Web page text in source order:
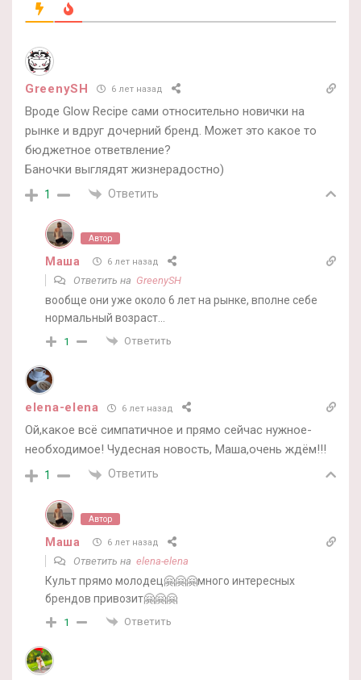
GreenySH 6 лет назад
Вроде Glow Recipe сами относительно новички на
рынке и вдруг дочерний бренд. Может это какое то
бюджетное ответвление?
Баночки выглядят жизнерадостно)
1 Ответить
Автор
Маша 6 лет назад
Ответить на GreenySH
вообще они уже около 6 лет на рынке, вполне себе
нормальный возраст…
1 Ответить
elena-elena 6 лет назад
Ой,какое всё симпатичное и прямо сейчас нужное-
необходимое! Чудесная новость, Маша,очень ждём!!!
1 Ответить
Автор
Маша 6 лет назад
Ответить на elena-elena
Культ прямо молодец🤗🤗🤗много интересных
брендов привозит🤗🤗🤗
1 Ответить